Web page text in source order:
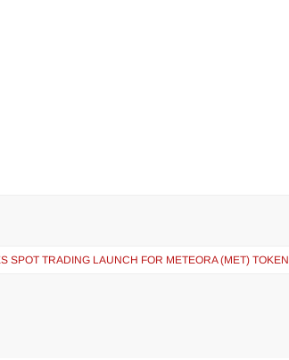
SPOT TRADING LAUNCH FOR METEORA (MET) TOKEN